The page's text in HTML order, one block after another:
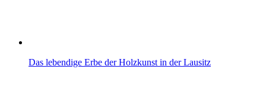
Das lebendige Erbe der Holzkunst in der Lausitz